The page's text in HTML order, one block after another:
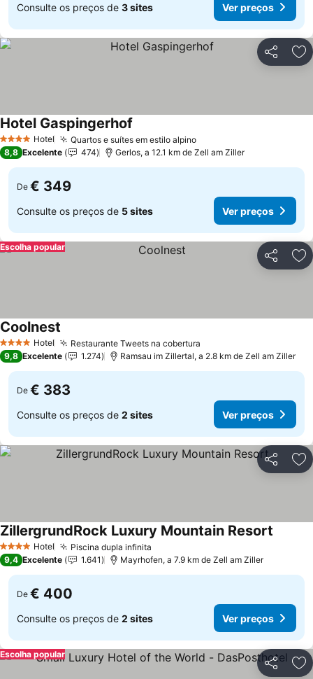
Consulte os preços de 3 sites Ver preços
Partilhar
4 EstrelasHotel Quartos e suítes em estilo alpinoVer preços
Hotel Gaspingerhof
8,8 Excelente 474 Gerlos, a 12.1 km de Zell am Ziller
De € 349
Consulte os preços de 5 sites Ver preços
Partilhar
Escolha popular
4 EstrelasHotel Restaurante Tweets na cobertura
Coolnest
9,8 Excelente 1.274 Ramsau im Zillertal, a 2.8 km de Zell am Ziller
De € 383
Consulte os preços de 2 sites Ver preços
Partilhar
4 EstrelasHotel Piscina dupla infinita
ZillergrundRock Luxury Mountain Resort
9,4 Excelente 1.641 Mayrhofen, a 7.9 km de Zell am Ziller
De € 400
Consulte os preços de 2 sites Ver preços
Partilhar
Escolha popular